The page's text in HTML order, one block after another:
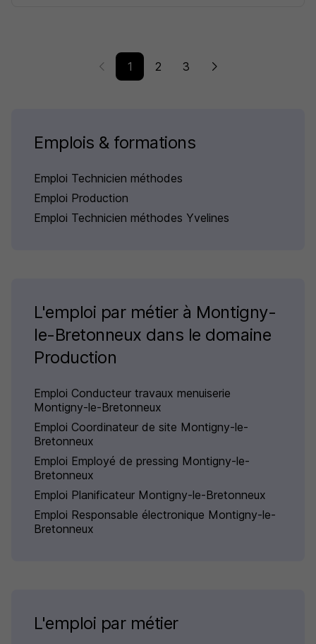
1 2 3
Emplois & formations
Emploi Technicien méthodes
Emploi Production
Emploi Technicien méthodes Yvelines
L'emploi par métier à Montigny-
le-Bretonneux dans le domaine
Production
Emploi Conducteur travaux menuiserie
Montigny-le-Bretonneux
Emploi Coordinateur de site Montigny-le-
Bretonneux
Emploi Employé de pressing Montigny-le-
Bretonneux
Emploi Planificateur Montigny-le-Bretonneux
Emploi Responsable électronique Montigny-le-
Bretonneux
L'emploi par métier